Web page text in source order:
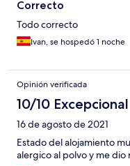
Correcto
Todo correcto
Ivan, se hospedó 1 noche
Opinión verificada
10/10 Excepcional
16 de agosto de 2021
Estado del alojamiento
alergico al polvo y me dio